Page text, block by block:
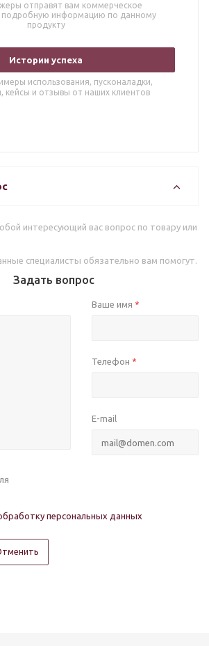
отправят вам коммерческое
подробную информацию по данному
продукту
Истории успеха
использования, пусконаладки,
кейсы и отзывы от наших клиентов
интересующий вас вопрос по товару или
специалисты обязательно вам помогут.
Задать вопрос
Ваше имя *
Телефон *
E-mail
персональных данных